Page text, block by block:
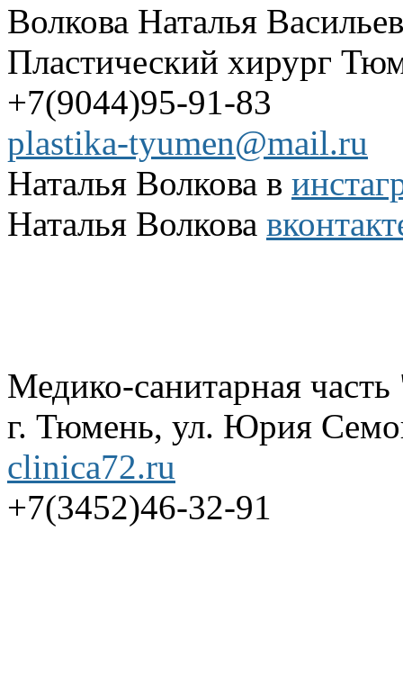
Волкова Наталья
Пластический хирург
+7(9044)95-91-83
plastika-tyumen@mail.ru
Наталья Волкова в
Наталья Волкова
Медико-санитарная
г. Тюмень, ул. Юрия
clinica72.ru
+7(3452)46-32-91